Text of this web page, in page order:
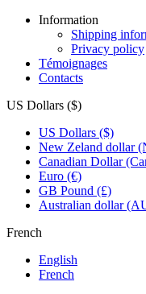
Information
Shipping
Privacy policy
Témoignages
Contacts
US Dollars ($)
US Dollars ($)
New Zeland dollar
Canadian Dollar
Euro (€)
GB Pound (£)
Australian dollar
French
English
French